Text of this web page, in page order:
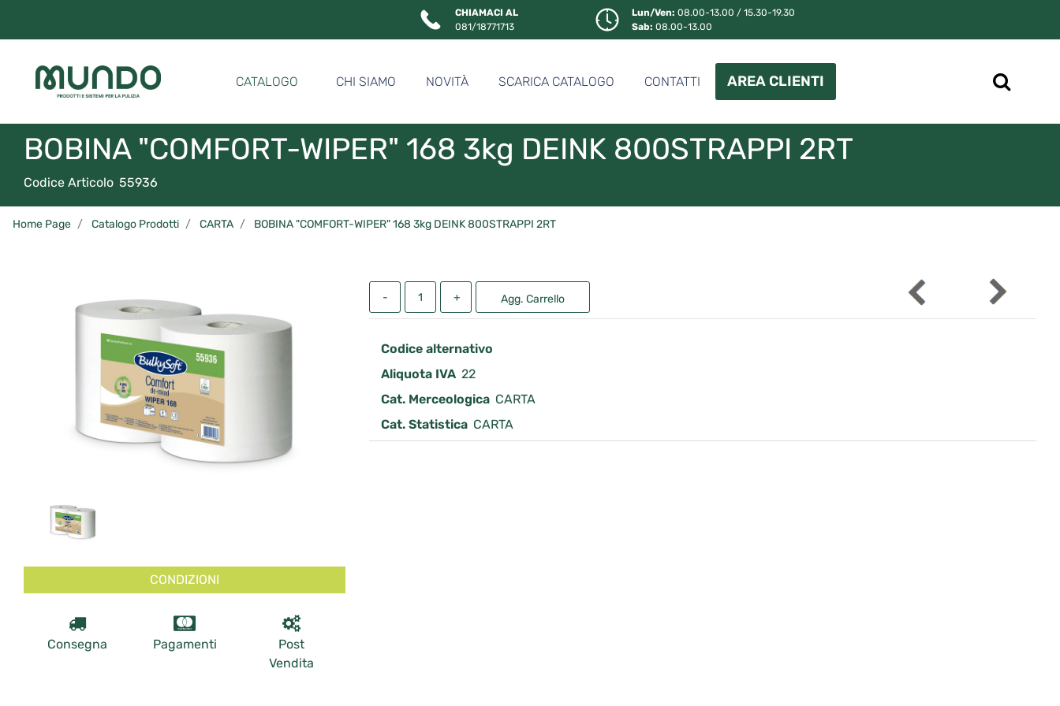
CHIAMACI AL
081/18771713
Lun/Ven: 08.00-13.00 / 15.30-19.30
Sab: 08.00-13.00
CATALOGO CHI SIAMO NOVITÀ SCARICA CATALOGO CONTATTI AREA CLIENTI
BOBINA "COMFORT-WIPER" 168 3kg DEINK 800STRAPPI 2RT
Codice Articolo 55936
Home Page Catalogo Prodotti CARTA BOBINA "COMFORT-WIPER" 168 3kg DEINK 800STRAPPI 2RT
CONDIZIONI
Consegna Pagamenti
Post
Vendita
Agg. Carrello
Codice alternativo
Aliquota IVA 22
Cat. Merceologica CARTA
Cat. Statistica CARTA